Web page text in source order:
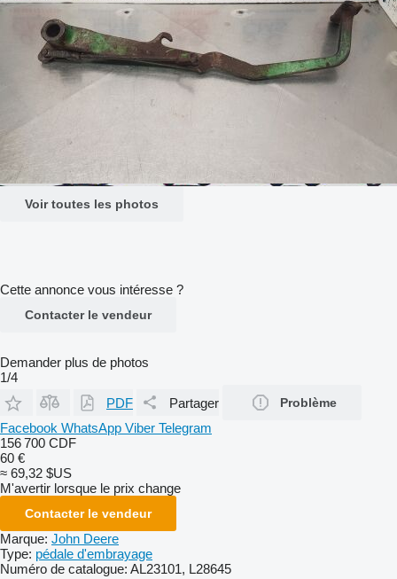
Voir toutes les photos
Cette annonce vous intéresse ?
Contacter le vendeur
Demander plus de photos
1/4
PDF
Partager Problème
Facebook WhatsApp Viber Telegram
156 700 CDF
60 €
≈ 69,32 $US
M'avertir lorsque le prix change
Contacter le vendeur
Marque: John Deere
Type: pédale d'embrayage
Numéro de catalogue: AL23101, L28645